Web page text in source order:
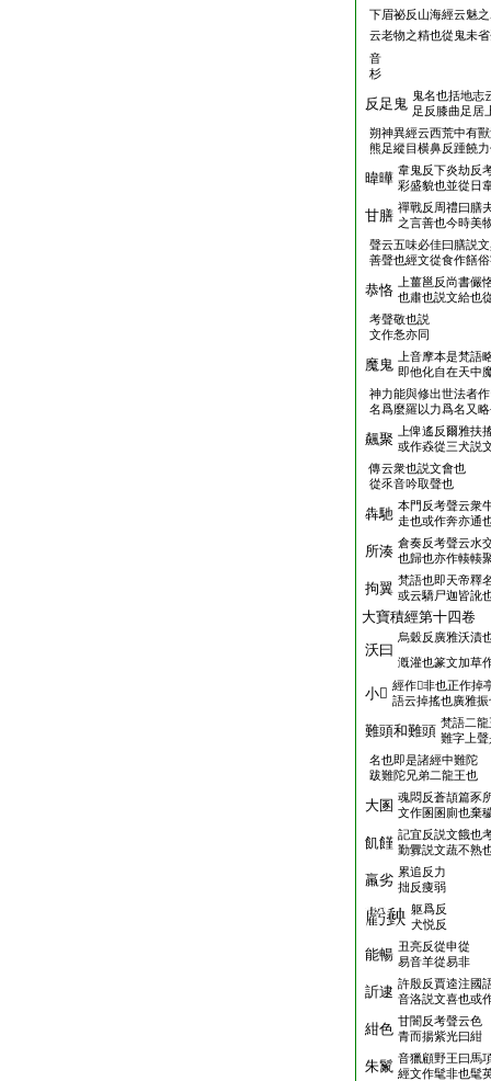
下眉祕反山海經云魅
云老物之精也從鬼未
音
杉
反足鬼 鬼名也括地志
足反膝曲足居
朔神異經云西荒中有
熊足縱目横鼻反踵饒
暐曄 韋鬼反下炎劫反
彩盛貌也並從日
甘膳 禪戰反周禮曰膳
之言善也今時美
聲云五味必佳曰膳説
善聲也經文從食作饍
恭恪
上薑邕反尚書儼
也肅也説文給也
考聲敬也説
文作㤩亦同
魔鬼
上音摩本是梵語
即他化自在天中
神力能與修出世法者
名爲麼羅以力爲名又
飆聚
上俾遙反爾雅扶
或作猋從三犬説
傳云衆也説文會也
從乑音吟取聲也
犇馳 本門反考聲云衆
走也或作奔亦通
所湊 倉奏反考聲云水
也歸也亦作輳輳
拘翼 梵語也即天帝釋
或云驕尸迦皆訛
大寶積經第十四卷
沃曰
烏穀反廣雅沃漬
漑灌也篆文加草
小𢬹 經作𢬹非也正作掉
語云掉搖也廣雅
難頭和難頭 梵語二
難字上
名也即是諸經中難陀
跋難陀兄弟二龍王也
大圂 魂悶反蒼頡篇豕
文作圂圂廁也棄
飢饉 記宜反説文餓也
勤釁説文蔬不熟
羸劣 累追反力
拙反痩弱
躯爲反
犬悦反
能暢 丑亮反從申從
易音羊從易非
訢逮 許殷反賈逵注國
音洛説文喜也或
紺色 甘闇反考聲云色
青而揚紫光曰紺
朱鬣 音獵顧野王曰馬
經文作髦非也髦